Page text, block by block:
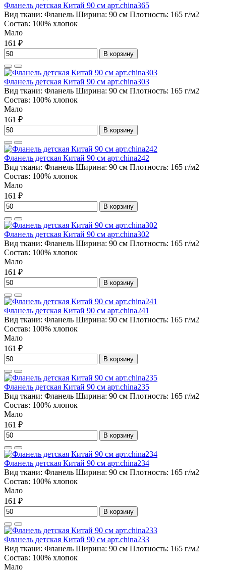
Фланель детская Китай 90 см арт.china365
Вид ткани: Фланель Ширина: 90 см Плотность: 165 г/м2
Состав: 100% хлопок
Мало
161 ₽
В корзину
Фланель детская Китай 90 см арт.china303
Вид ткани: Фланель Ширина: 90 см Плотность: 165 г/м2
Состав: 100% хлопок
Мало
161 ₽
В корзину
Фланель детская Китай 90 см арт.china242
Вид ткани: Фланель Ширина: 90 см Плотность: 165 г/м2
Состав: 100% хлопок
Мало
161 ₽
В корзину
Фланель детская Китай 90 см арт.china302
Вид ткани: Фланель Ширина: 90 см Плотность: 165 г/м2
Состав: 100% хлопок
Мало
161 ₽
В корзину
Фланель детская Китай 90 см арт.china241
Вид ткани: Фланель Ширина: 90 см Плотность: 165 г/м2
Состав: 100% хлопок
Мало
161 ₽
В корзину
Фланель детская Китай 90 см арт.china235
Вид ткани: Фланель Ширина: 90 см Плотность: 165 г/м2
Состав: 100% хлопок
Мало
161 ₽
В корзину
Фланель детская Китай 90 см арт.china234
Вид ткани: Фланель Ширина: 90 см Плотность: 165 г/м2
Состав: 100% хлопок
Мало
161 ₽
В корзину
Фланель детская Китай 90 см арт.china233
Вид ткани: Фланель Ширина: 90 см Плотность: 165 г/м2
Состав: 100% хлопок
Мало